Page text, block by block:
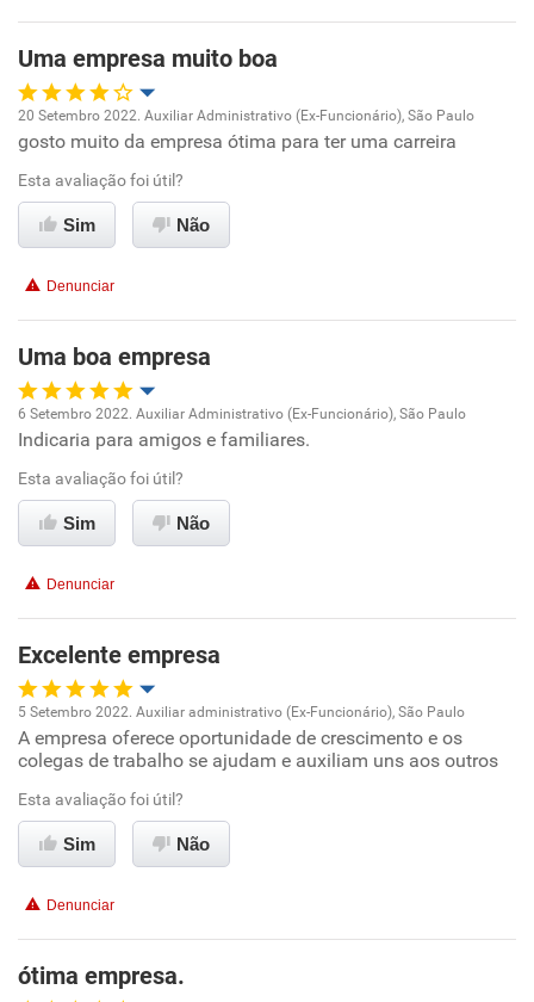
Uma empresa muito boa
Oportunidade de promoção
Ambiente de trabalho
Benefícios
Recomenda esta empresa
Recomenda a diretoria
20 Setembro 2022. Auxiliar Administrativo (Ex-Funcionário), São Paulo
gosto muito da empresa ótima para ter uma carreira
Esta avaliação foi útil?
Sim Não
Denunciar
Uma boa empresa
Oportunidade de promoção
Ambiente de trabalho
Benefícios
Recomenda esta empresa
Recomenda a diretoria
6 Setembro 2022. Auxiliar Administrativo (Ex-Funcionário), São Paulo
Indicaria para amigos e familiares.
Esta avaliação foi útil?
Sim Não
Denunciar
Excelente empresa
Oportunidade de promoção
Ambiente de trabalho
Conciliação com a vida familiar
Recomenda esta empresa
5 Setembro 2022. Auxiliar administrativo (Ex-Funcionário), São Paulo
A empresa oferece oportunidade de crescimento e os
colegas de trabalho se ajudam e auxiliam uns aos outros
Esta avaliação foi útil?
Sim Não
Denunciar
ótima empresa.